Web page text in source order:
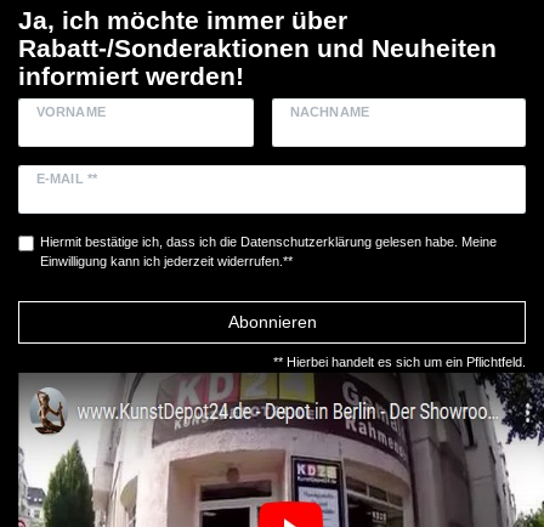
Ja, ich möchte immer über
Rabatt-/Sonderaktionen und Neuheiten
informiert werden!
VORNAME NACHNAME
E-MAIL **
Hiermit bestätige ich, dass ich die Daten­schutz­erklärunggelesen habe. Meine
Einwilligung kann ich jederzeit widerrufen.**
Abonnieren
** Hierbei handelt es sich um ein Pflichtfeld.